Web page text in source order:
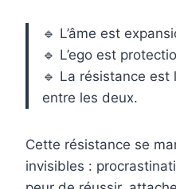
🔹 L’âme est
🔹 L’ego est
🔹 La résistance
entre les deux.
Cette résistance se
invisibles :